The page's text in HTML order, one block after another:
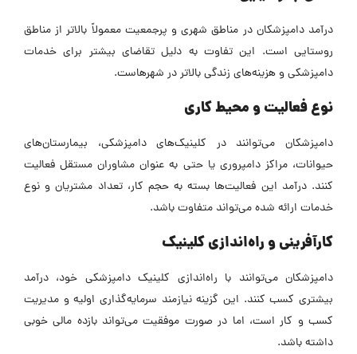
درآمد دامپزشکان در مناطق شهری و پرجمعیت معمولاً بالاتر از مناطق
روستایی است. این تفاوت به دلیل تقاضای بیشتر برای خدمات
دامپزشکی و هزینه‌های زندگی بالاتر در شهرهاست.
نوع فعالیت و محیط کاری
دامپزشکان می‌توانند در کلینیک‌های دامپزشکی، بیمارستان‌های
حیوانات، مراکز دامپروری یا حتی به عنوان مشاوران مستقل فعالیت
کنند. درآمد این فعالیت‌ها بسته به حجم کار، تعداد مشتریان و نوع
خدمات ارائه شده می‌تواند متفاوت باشد.
کارآفرینی و راه‌اندازی کلینیک
دامپزشکان می‌توانند با راه‌اندازی کلینیک دامپزشکی خود، درآمد
بیشتری کسب کنند. این گزینه نیازمند سرمایه‌گذاری اولیه و مدیریت
کسب و کار است، اما در صورت موفقیت می‌تواند بازده مالی خوبی
داشته باشد.